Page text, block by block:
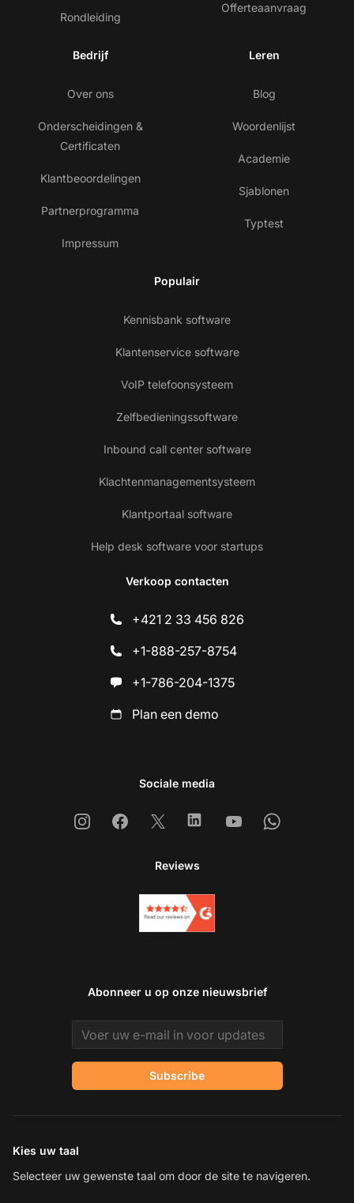
Rondleiding
Offerteaanvraag
Bedrijf
Over ons
Onderscheidingen &
Certificaten
Klantbeoordelingen
Partnerprogramma
Impressum
Leren
Blog
Woordenlijst
Academie
Sjablonen
Typtest
Populair
Kennisbank software
Klantenservice software
VoIP telefoonsysteem
Zelfbedieningssoftware
Inbound call center software
Klachtenmanagementsysteem
Klantportaal software
Help desk software voor startups
Verkoop contacten
+421 2 33 456 826
+1-888-257-8754
+1-786-204-1375
Plan een demo
Sociale media
InstagramFacebook
X LinkedinYoutubeWhatsapp
Reviews
Abonneer u op onze nieuwsbrief
Email address
Subscribe
Kies uw taal
Selecteer uw gewenste taal om door de site te navigeren.